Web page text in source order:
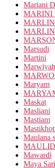
Mariani
MARINI
Marsudi
Martini
Marwiyah
Maryam
Maskat
Masliani
Mastiam
Maulana
Mawardi
Maya Sari